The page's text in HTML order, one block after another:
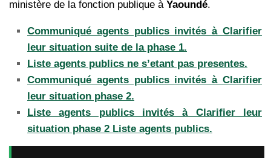
ministère de la fonction publique à Yaoundé.
Communiqué agents publics invités à Clarifier
leur situation suite de la phase 1.
Liste agents publics ne s’etant pas presentes.
Communiqué agents publics invités à Clarifier
leur situation phase 2.
Liste agents publics invités à Clarifier leur
situation phase 2 Liste agents publics.